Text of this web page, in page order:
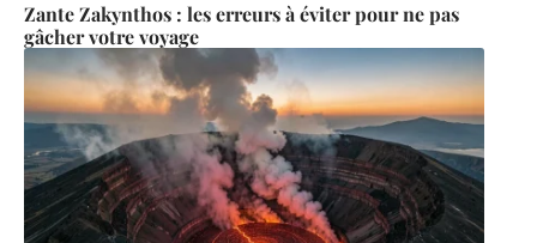
Zante Zakynthos : les erreurs à éviter pour ne pas
gâcher votre voyage